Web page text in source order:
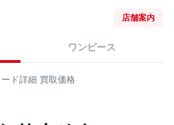
店舗案内
ワンピース
ード詳細 買取価格